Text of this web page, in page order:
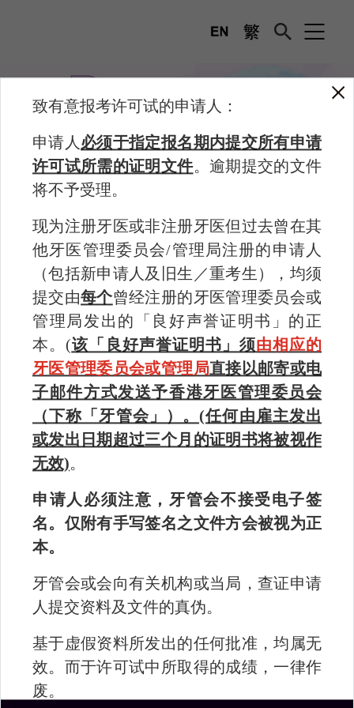
致有意报考许可试的申请人：
申请人必须于指定报名期内提交所有申请
许可试所需的证明文件。逾期提交的文件
将不予受理。
现为注册牙医或非注册牙医但过去曾在其
他牙医管理委员会/管理局注册的申请人
（包括新申请人及旧生／重考生），均须
提交由每个曾经注册的牙医管理委员会或
管理局发出的「良好声誉证明书」的正
本。(该「良好声誉证明书」须由相应的
牙医管理委员会或管理局直接以邮寄或电
子邮件方式发送予香港牙医管理委员会
（下称「牙管会」）。(任何由雇主发出
或发出日期超过三个月的证明书将被视作
无效)。
申请人必须注意，牙管会不接受电子签
名。仅附有手写签名之文件方会被视为正
本。
牙管会或会向有关机构或当局，查证申请
人提交资料及文件的真伪。
基于虚假资料所发出的任何批准，均属无
效。而于许可试中所取得的成绩，一律作
废。
许可试 应考前- 申请程序
许可试
应考前 – 申请流程
2026年度香港牙医管理委员会许可试（第二次考试）的
报名及暂定考试日期如下：
考试
部分
报名日期
考试日期
(暂定)
第一
部分
笔试
2026年2月3日
至26日
2026年5月28日
第二
部分
实务
考试
2026年7月27日
至31日
第三
部分
临床
考试
请留意本网站公布的最新消息。
(a) 申请表格及考生指南
(b) 所需的证明文件
(c) 递交申请表格
(d) 警告/刑事罪行/专业失当行为
(e) 考試費用